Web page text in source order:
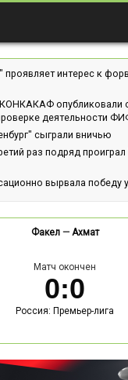
интерес к
опубликовали
деятельности
сыграли вничью
раз подряд
вырвала победу
Факел— Ахмат
Матч окончен
0:0
Россия: Премьер-лига